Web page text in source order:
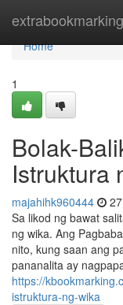
extrabookmarking
Home
Home
1
Bolak-
Istruktura
majahihk960444
Sa likod ng bawat
ng wika. Ang
nito, kung saan ang
pananalita ay
https://
istruktura-ng-wika